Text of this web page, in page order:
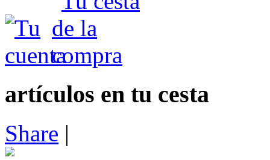
artículos en tu cesta
Share |